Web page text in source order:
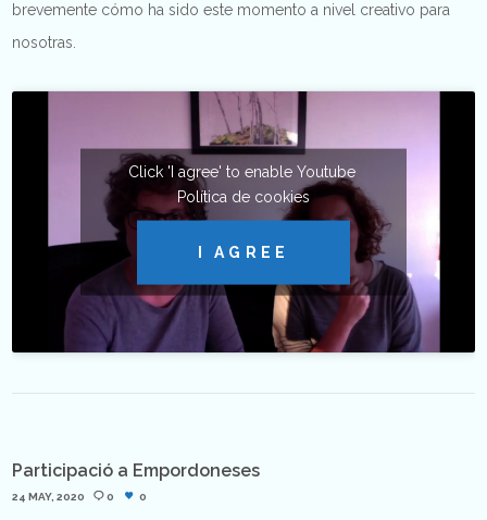
brevemente cómo ha sido este momento a nivel creativo para
nosotras.
Click 'I agree' to enable Youtube
Política de cookies
I AGREE
Participació a Empordoneses
24 MAY, 2020 0 0